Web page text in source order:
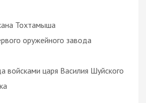
Тохтамыша
оружейного завода
войсками царя Василия Шуйского